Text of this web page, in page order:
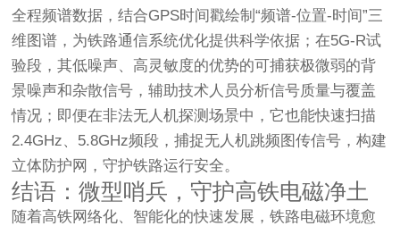
全程频谱数据，结合GPS时间戳绘制“频谱-位置-时间”三
维图谱，为铁路通信系统优化提供科学依据；在5G-R试
验段，其低噪声、高灵敏度的优势的可捕获极微弱的背
景噪声和杂散信号，辅助技术人员分析信号质量与覆盖
情况；即便在非法无人机探测场景中，它也能快速扫描
2.4GHz、5.8GHz频段，捕捉无人机跳频图传信号，构建
立体防护网，守护铁路运行安全。
结语：微型哨兵，守护高铁电磁净土
随着高铁网络化、智能化的快速发展，铁路电磁环境愈